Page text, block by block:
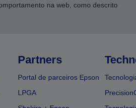
na web, como descrito
Partners
Portal de parceiros Epson
LPGA